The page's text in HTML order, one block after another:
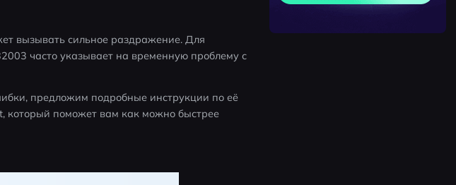
вызывать сильное раздражение. Для
часто указывает на временную проблему с
предложим подробные инструкции по её
который поможет вам как можно быстрее